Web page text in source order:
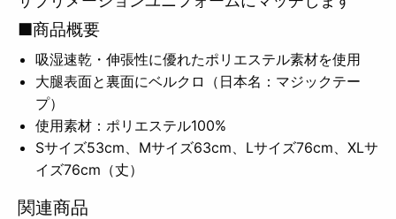
■商品概要
吸湿速乾・伸張性に優れたポリエステル素材を使用
大腿表面と裏面にベルクロ（日本名：マジックテー
プ）
使用素材：ポリエステル100%
Sサイズ53cm、Mサイズ63cm、Lサイズ76cm、XLサ
イズ76cm（丈）
関連商品